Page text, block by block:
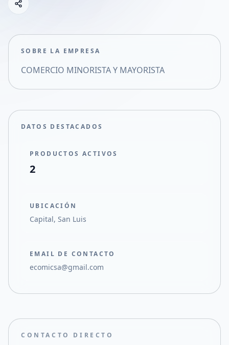
Compartir empresa
Compartir en X
SOBRE LA EMPRESA
COMERCIO MINORISTA Y MAYORISTA
DATOS DESTACADOS
PRODUCTOS ACTIVOS
2
UBICACIÓN
Capital, San Luis
EMAIL DE CONTACTO
ecomicsa@gmail.com
CONTACTO DIRECTO